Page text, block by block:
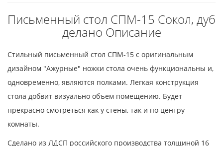
Письменный стол СПМ-15 Сокол, дуб
делано Описание
Стильный письменный стол СПМ-15 с оригинальным
дизайном "Ажурные" ножки стола очень функциональны и,
одновременно, являются полками. Легкая конструкция
стола добвит визуально объем помещению. Будет
прекрасно смотреться как у стены, так и по центру
комнаты.
Сделано из ЛДСП российского производства толщиной 16